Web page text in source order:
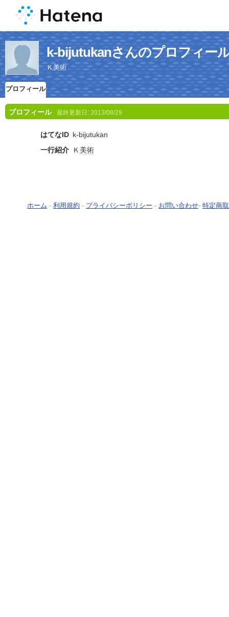
k-bijutukanさんのプロフィー
Ｋ美術
プロフィール
プロフィール 最終更新日: 2013/08/29
はてなID k-bijutukan
一行紹介
Ｋ 美術
ホーム - 利用規約 - プライバシーポリシー - お問い合わせ- 特定商